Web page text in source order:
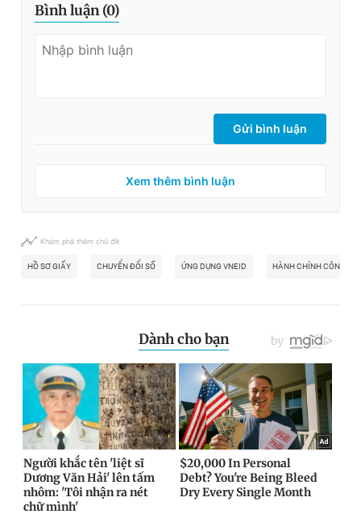
Bình luận (0)
Gửi bình luận
Xem thêm bình luận
Khám phá thêm chủ đề
HỒ SƠ GIẤY CHUYỂN ĐỔI SỐ ỨNG DỤNG VNEID HÀNH CHÍNH CÔNG